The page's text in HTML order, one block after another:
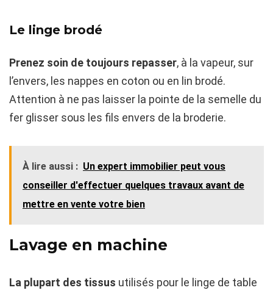
Le linge brodé
Prenez soin de toujours repasser, à la vapeur, sur
l’envers, les nappes en coton ou en lin brodé.
Attention à ne pas laisser la pointe de la semelle du
fer glisser sous les fils envers de la broderie.
À lire aussi : Un expert immobilier peut vous
conseiller d'effectuer quelques travaux avant de
mettre en vente votre bien
Lavage en machine
La plupart des tissus utilisés pour le linge de table